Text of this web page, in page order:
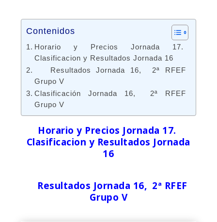
Contenidos
Horario y Precios Jornada 17.
Clasificacion y Resultados Jornada 16
Resultados Jornada 16, 2ª RFEF
Grupo V
Clasificación Jornada 16, 2ª RFEF
Grupo V
Horario y Precios Jornada 17.
Clasificacion y Resultados Jornada
16
Resultados Jornada 16, 2ª RFEF
Grupo V